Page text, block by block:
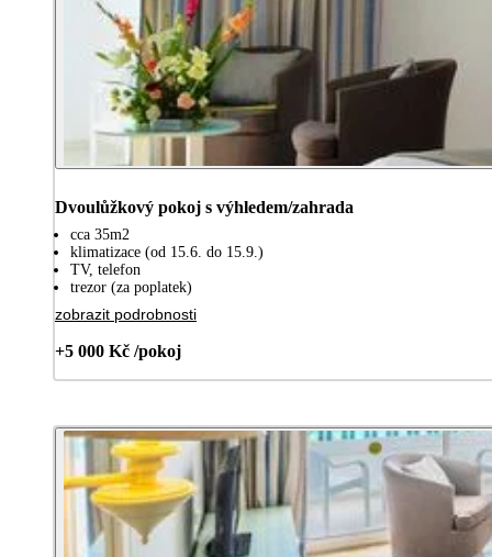
Dvoulůžkový pokoj s výhledem/zahrada
cca 35m2
klimatizace (od 15.6. do 15.9.)
TV, telefon
trezor (za poplatek)
zobrazit podrobnosti
+5 000 Kč /pokoj